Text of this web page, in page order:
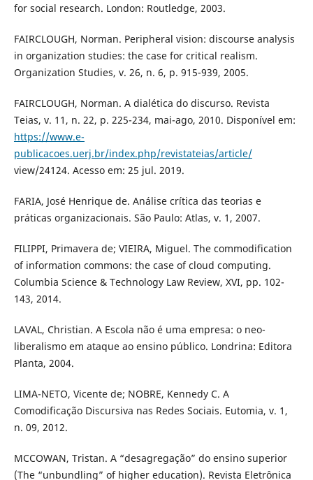
for social research. London: Routledge, 2003.
FAIRCLOUGH, Norman. Peripheral vision: discourse analysis
in organization studies: the case for critical realism.
Organization Studies, v. 26, n. 6, p. 915-939, 2005.
FAIRCLOUGH, Norman. A dialética do discurso. Revista
Teias, v. 11, n. 22, p. 225-234, mai-ago, 2010. Disponível em:
https://www.e-
publicacoes.uerj.br/index.php/revistateias/article/
view/24124. Acesso em: 25 jul. 2019.
FARIA, José Henrique de. Análise crítica das teorias e
práticas organizacionais. São Paulo: Atlas, v. 1, 2007.
FILIPPI, Primavera de; VIEIRA, Miguel. The commodification
of information commons: the case of cloud computing.
Columbia Science & Technology Law Review, XVI, pp. 102-
143, 2014.
LAVAL, Christian. A Escola não é uma empresa: o neo-
liberalismo em ataque ao ensino público. Londrina: Editora
Planta, 2004.
LIMA-NETO, Vicente de; NOBRE, Kennedy C. A
Comodificação Discursiva nas Redes Sociais. Eutomia, v. 1,
n. 09, 2012.
MCCOWAN, Tristan. A “desagregação” do ensino superior
(The “unbundling” of higher education). Revista Eletrônica